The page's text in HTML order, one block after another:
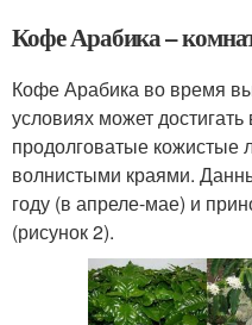
Кофе Арабика –
Кофе Арабика во время
условиях может
продолговатые кожистые
волнистыми краями.
году (в апреле-мае) и
(рисунок 2).